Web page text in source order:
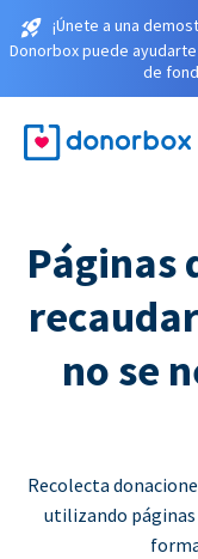
¡Únete a una
Donorbox puede
de
Páginas
no se
Recolecta
utilizando páginas